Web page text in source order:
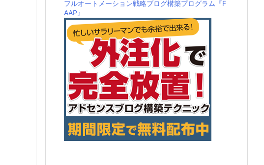
フルオートメーション戦略ブログ構築プログラム『F
AAP』